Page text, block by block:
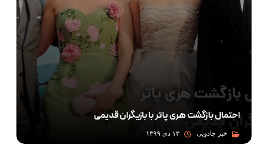
احتمال بازگشت هری پاتر با بازیگران قدیمی
۱۳ دی ۱۳۹۹ خبر جادویی